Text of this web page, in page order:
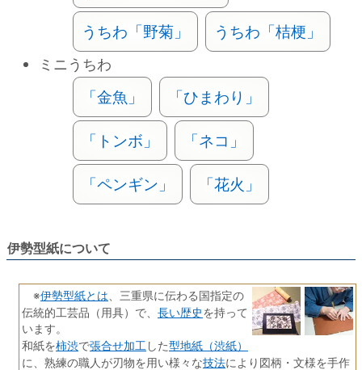
うちわ「野菊」 うちわ「桔梗」
ミニうちわ
「金魚」 「ひまわり」
「トンボ」 「ネコ」
「ペンギン」 「花火」
伊勢型紙について
※伊勢型紙とは 、三重県に伝わる国指定の
伝統的工芸品（用具）で、 長い歴史を持って
います。
和紙を柿渋で張合せ加工 した型地紙（渋紙）
に、熟練の職人が刃物を用い様々な技法により図柄・文様を手作